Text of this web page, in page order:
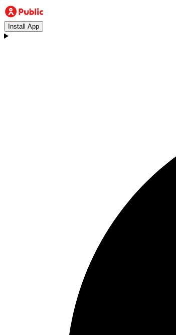
Install App